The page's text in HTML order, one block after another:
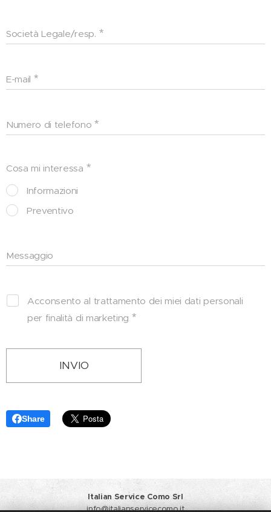
Società Legale/resp.
E-mail
Numero di telefono
Cosa mi interessa
Informazioni
Preventivo
Messaggio
Acconsento al trattamento dei miei dati personali
per finalità di marketing
INVIO
Share
Italian Service Como Srl
info@italianservicecomo.it